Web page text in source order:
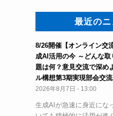
最近のニ
8/26開催【オンライン交
成AI活用の今 ～どんな
題は何？意見交流で深め
ル構想第3期実現部会交流
2026年8月7日 - 13:00
生成AIが急速に身近にな